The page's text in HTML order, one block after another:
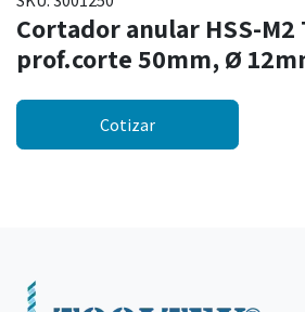
Cortador anular HSS-M2
prof.corte 50mm, Ø
Cotizar